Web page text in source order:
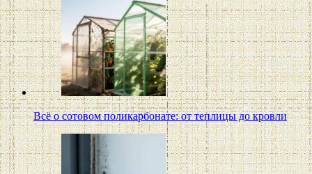
Всё о сотовом поликарбонате: от теплицы до кровли